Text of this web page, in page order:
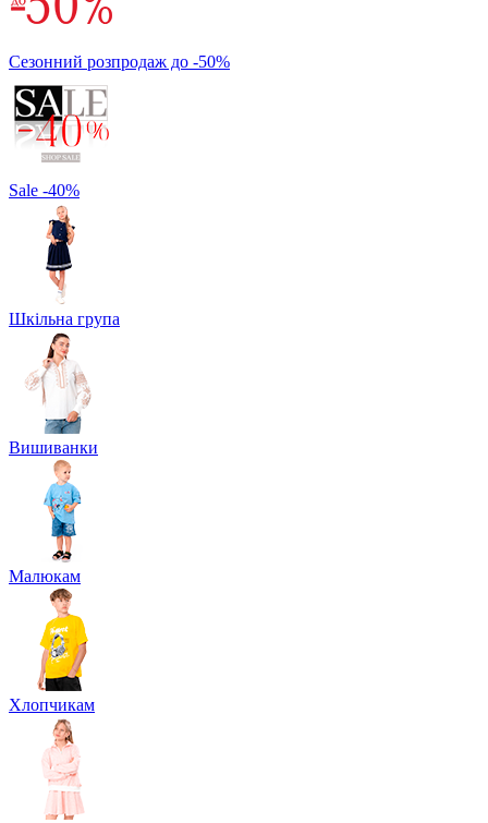
Сезонний розпродаж до -50%
Sale -40%
Шкільна група
Вишиванки
Малюкам
Хлопчикам